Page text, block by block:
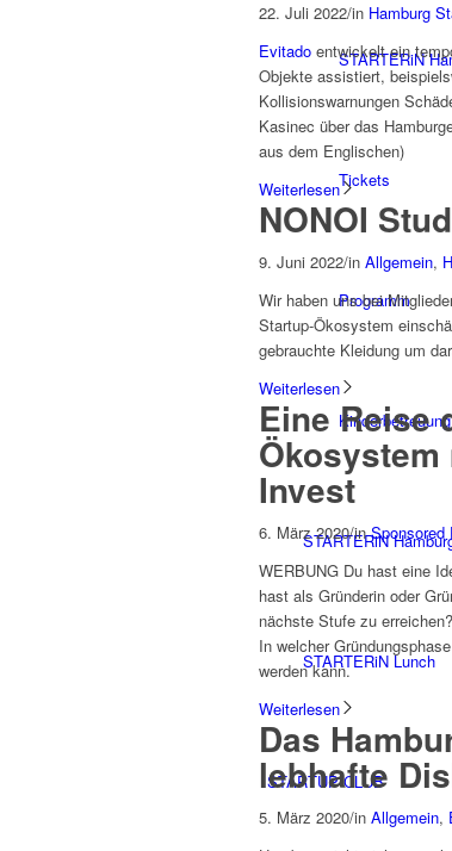
STARTERiN
Tickets
Programm
Kinderbetreuung
STARTERiN
STARTERiN Lunch
STARTUP CLUB
22. Juli 2022/in Hamburg
Evitado entwickelt ein
Objekte assistiert,
Kollisionswarnungen
Kasinec über das
aus dem Englischen)
Weiterlesen
NONOI
9. Juni 2022/in Allgemein,
Wir haben uns bei
Startup-Ökosystem
gebrauchte Kleidung um
Weiterlesen
Eine Reise
Invest
6. März 2020/inSponsored
WERBUNG Du hast eine
hast als Gründerin oder
nächste Stufe zu
In welcher
werden kann.
Weiterlesen
Das
lebhafte
5. März 2020/in Allgemein,